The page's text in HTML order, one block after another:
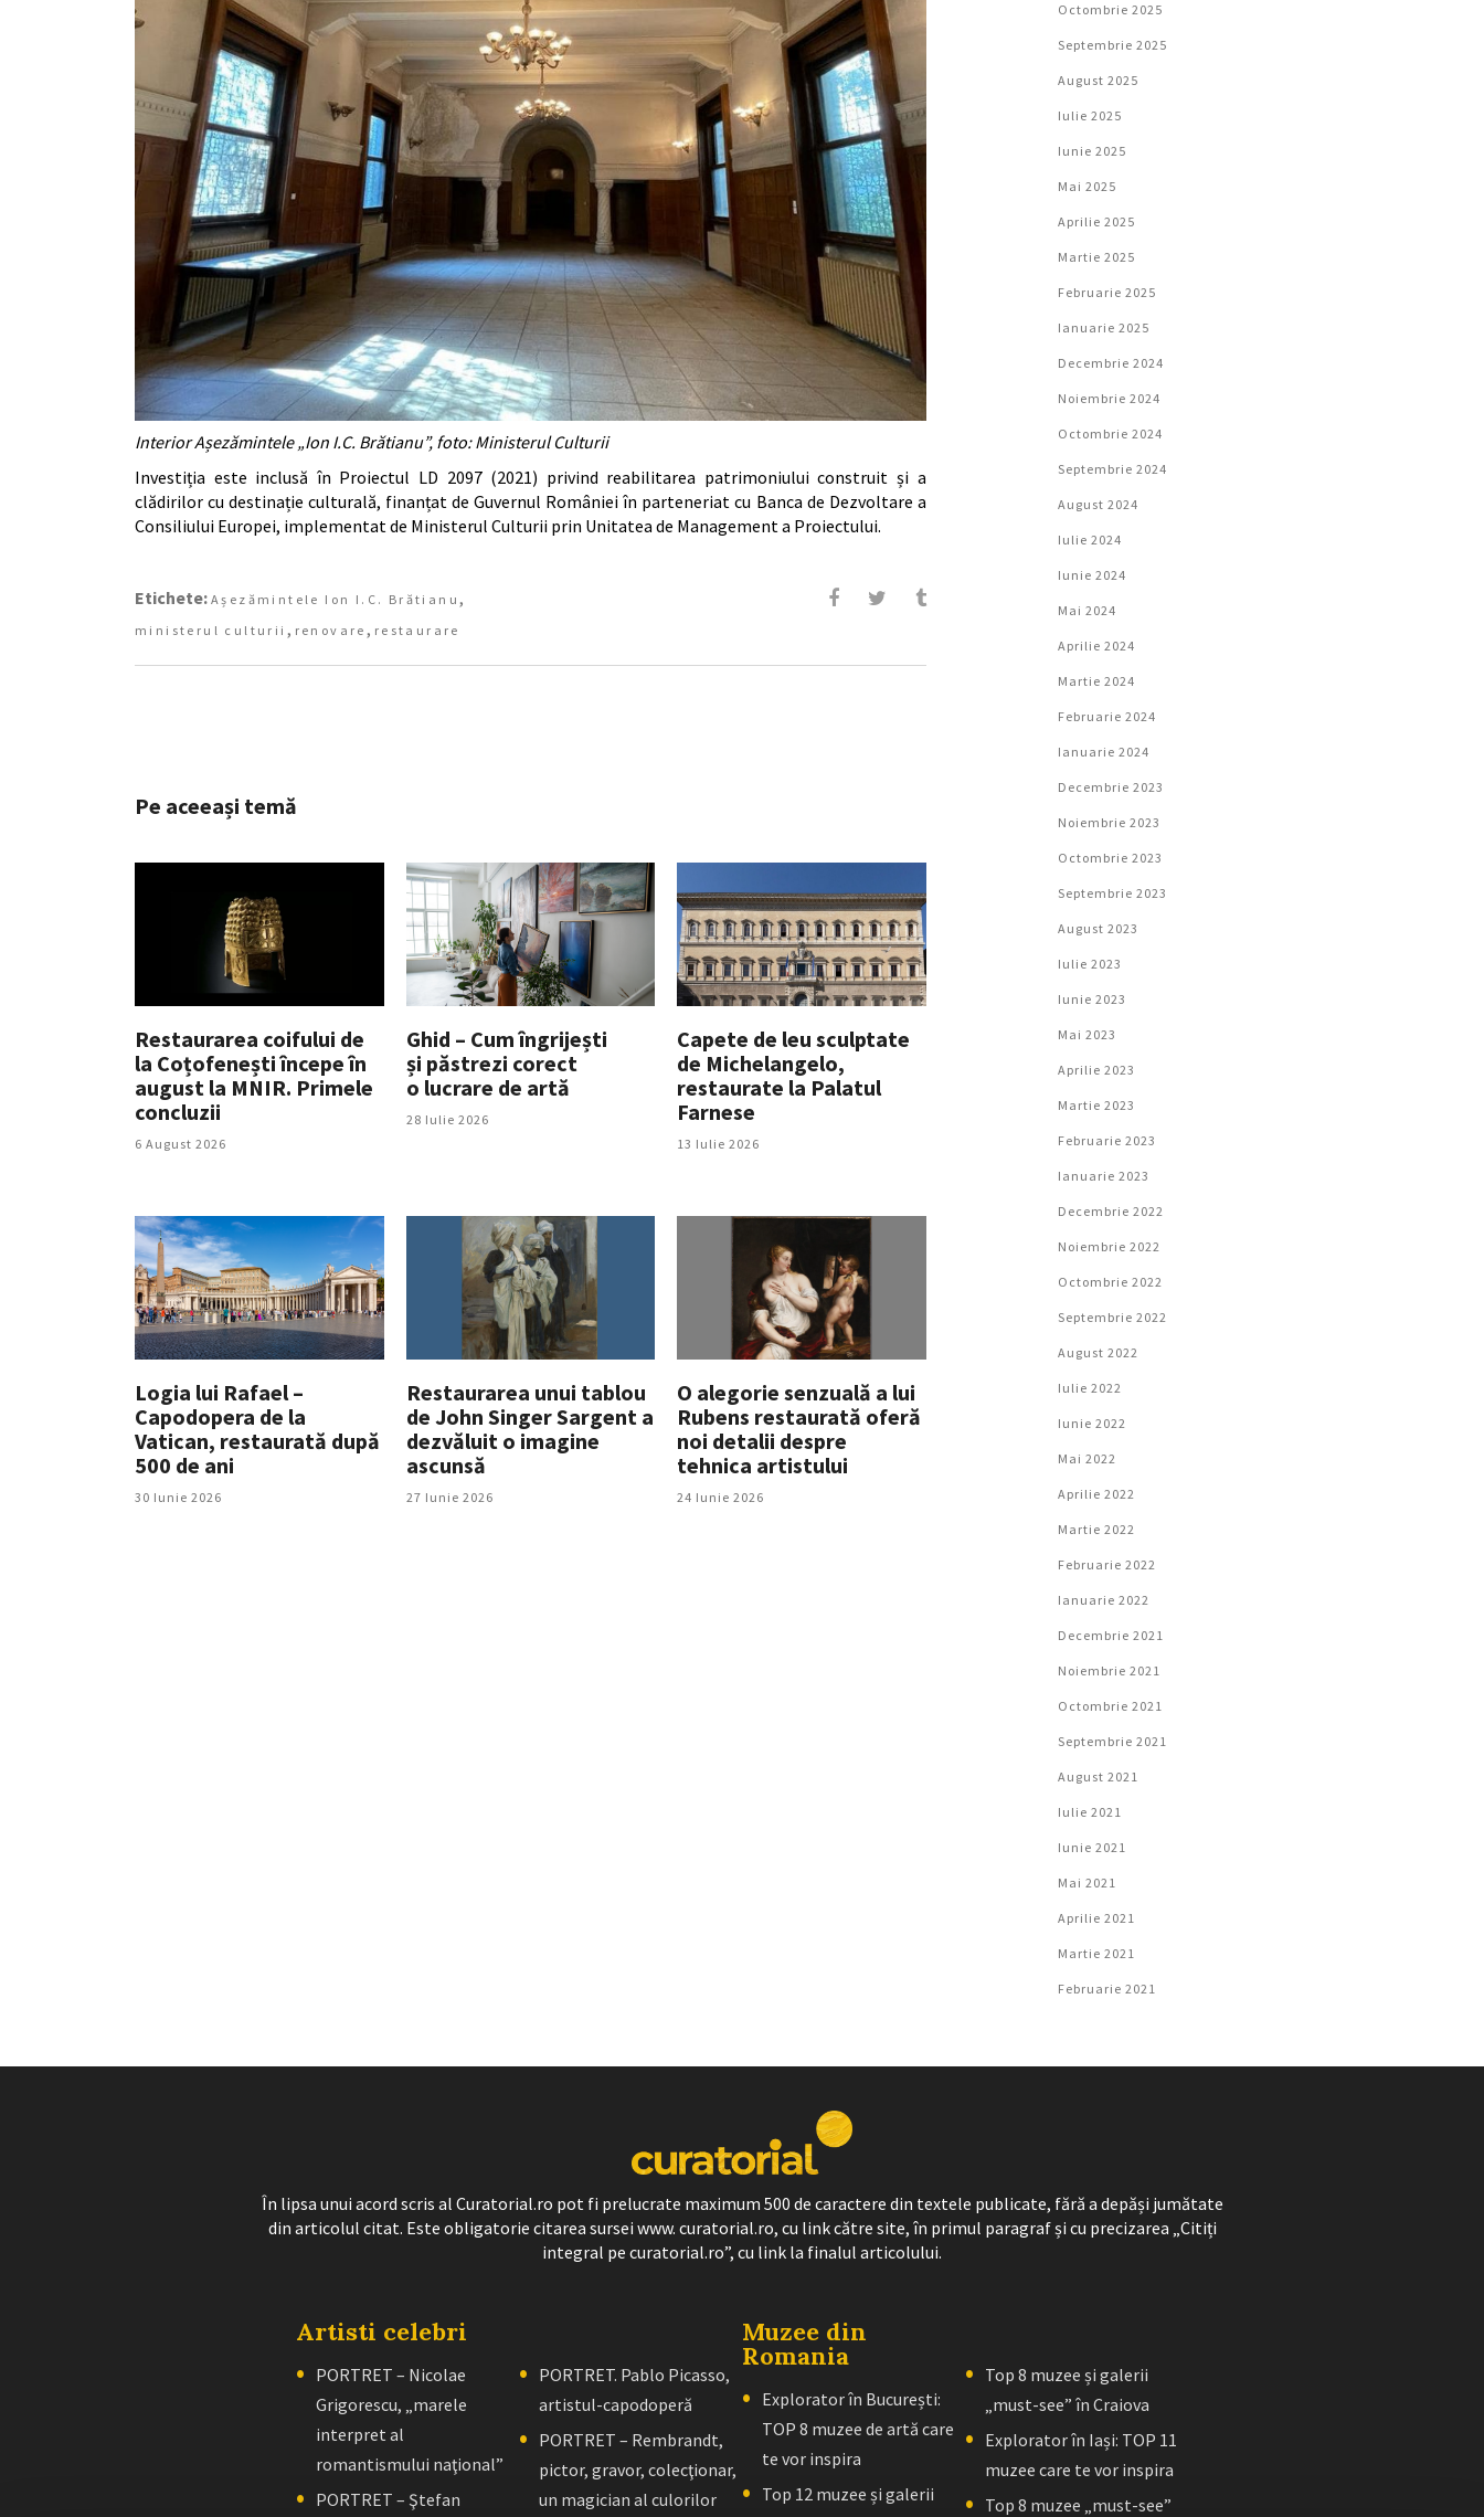
Interior Așezămintele „Ion I.C. Brătianu”, foto: Ministerul Culturii
Investiția este inclusă în Proiectul LD 2097 (2021) privind reabilitarea patrimoniului construit și a
clădirilor cu destinație culturală, finanțat de Guvernul României în parteneriat cu Banca de Dezvoltare a
Consiliului Europei, implementat de Ministerul Culturii prin Unitatea de Management a Proiectului.
Etichete: Așezămintele Ion I.C. Brătianu ,
ministerul culturii , renovare , restaurare
Pe aceeași temă
Restaurarea coifului de
la Coțofenești începe în
august la MNIR. Primele
concluzii
6 August 2026
Ghid – Cum îngrijești
și păstrezi corect
o lucrare de artă
28 Iulie 2026
Capete de leu sculptate
de Michelangelo,
restaurate la Palatul
Farnese
13 Iulie 2026
Logia lui Rafael –
Capodopera de la
Vatican, restaurată după
500 de ani
30 Iunie 2026
Restaurarea unui tablou
de John Singer Sargent a
dezvăluit o imagine
ascunsă
27 Iunie 2026
O alegorie senzuală a lui
Rubens restaurată oferă
noi detalii despre
tehnica artistului
24 Iunie 2026
Octombrie 2025
Septembrie 2025
August 2025
Iulie 2025
Iunie 2025
Mai 2025
Aprilie 2025
Martie 2025
Februarie 2025
Ianuarie 2025
Decembrie 2024
Noiembrie 2024
Octombrie 2024
Septembrie 2024
August 2024
Iulie 2024
Iunie 2024
Mai 2024
Aprilie 2024
Martie 2024
Februarie 2024
Ianuarie 2024
Decembrie 2023
Noiembrie 2023
Octombrie 2023
Septembrie 2023
August 2023
Iulie 2023
Iunie 2023
Mai 2023
Aprilie 2023
Martie 2023
Februarie 2023
Ianuarie 2023
Decembrie 2022
Noiembrie 2022
Octombrie 2022
Septembrie 2022
August 2022
Iulie 2022
Iunie 2022
Mai 2022
Aprilie 2022
Martie 2022
Februarie 2022
Ianuarie 2022
Decembrie 2021
Noiembrie 2021
Octombrie 2021
Septembrie 2021
August 2021
Iulie 2021
Iunie 2021
Mai 2021
Aprilie 2021
Martie 2021
Februarie 2021
În lipsa unui acord scris al Curatorial.ro pot fi prelucrate maximum 500 de caractere din textele publicate, fără a depăși jumătate
din articolul citat. Este obligatorie citarea sursei www. curatorial.ro, cu link către site, în primul paragraf și cu precizarea „Citiți
integral pe curatorial.ro”, cu link la finalul articolului.
Artisti celebri
PORTRET – Nicolae
Grigorescu, „marele
interpret al
romantismului naţional”
PORTRET – Ştefan
PORTRET. Pablo Picasso,
artistul-capodoperă
PORTRET – Rembrandt,
pictor, gravor, colecţionar,
un magician al culorilor
Muzee din
Romania
Explorator în București:
TOP 8 muzee de artă care
te vor inspira
Top 12 muzee și galerii
Top 8 muzee și galerii
„must-see” în Craiova
Explorator în Iași: TOP 11
muzee care te vor inspira
Top 8 muzee „must-see”